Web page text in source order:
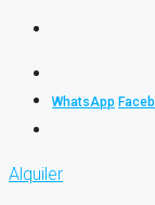
WhatsApp
Alquiler